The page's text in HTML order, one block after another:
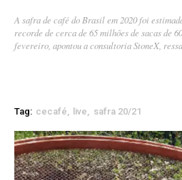
A safra de café do Brasil em 2020 foi
recorde de cerca de 65 milhões de sacas de
fevereiro, apontou a consultoria StoneX,
Tag: cecafé live safra 20/21